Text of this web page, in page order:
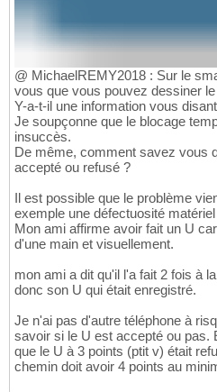
@ MichaelREMY2018 : Sur le
vous que vous pouvez dessiner
Y-a-t-il une information vous
Je soupçonne que le blocage
insuccès.
De même, comment savez vous
accepté ou refusé ?
Il est possible que le problème
exemple une défectuosité
Mon ami affirme avoir fait un U
d'une main et visuellement.
mon ami a dit qu'il l'a fait 2 fois à
donc son U qui était enregistré.
Je n'ai pas d'autre téléphone à
savoir si le U est accepté ou pas.
que le U à 3 points (ptit v) était
chemin doit avoir 4 points au